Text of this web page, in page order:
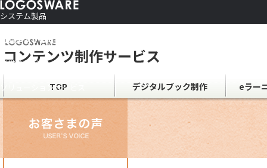
システム製品
コンテンツ作成ソフト
制作サービス
ソリューションサービス
ご利用者さま向け
会社情報
TOP デジタルブック制作 eラー